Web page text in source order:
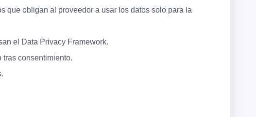
que obligan al proveedor a usar los datos solo para la
el Data Privacy Framework.
consentimiento.